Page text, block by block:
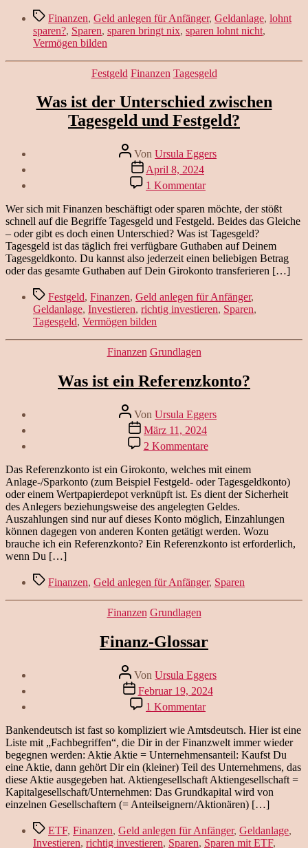
eh
nix!
Schlagwörter
Finanzen, Geld anlegen für Anfänger, Geldanlage, lohnt
sparen?, Sparen, sparen bringt nix, sparen lohnt nicht,
Vermögen bilden
Kategorien
Festgeld Finanzen Tagesgeld
Was ist der Unterschied zwischen
Tagesgeld und Festgeld?
Beitragsautor
Von Ursula Eggers
Veröffentlichungsdatum
April 8, 2024
1 Kommentarzu
Was
ist
der
Unterschied
zwischen
Tagesgeld
und
Wer sich mit Finanzen beschäftigt oder sparen möchte, der stößt
schnell auf die Begriffe Tagesgeld und Festgeld. Beides das Gleiche
– oder gibt es doch einen Unterschied? Was ist Tagesgeld?
Tagesgeld ist das täglich frei verfügbare Guthaben auf Deinem
Tagesgeldkonto. Du kannst also jederzeit einen beliebigen Betrag
oder das gesamte Guthaben auf Dein Girokonto transferieren […]
Schlagwörter
Festgeld, Finanzen, Geld anlegen für Anfänger,
Geldanlage, Investieren, richtig investieren, Sparen,
Tagesgeld, Vermögen bilden
Kategorien
Finanzen Grundlagen
Was ist ein Referenzkonto?
Beitragsautor
Von Ursula Eggers
Veröffentlichungsdatum
März 11, 2024
2 Kommentarezu
Was
ist
ein
Referenzkonto?
Das Referenzkonto ist ein Girokonto, welches mit einem
Anlage-/Sparkonto (zum Beispiel Festgeld- oder Tagesgeldkonto)
oder einem Wertpapierdepot verknüpft ist. Es dient der Sicherheit
des Anlegers beziehungsweise des angelegten Geldes.
Auszahlungen sind nur auf dieses Konto möglich, Einzahlungen
können dagegen von anderen Konten getätigt werden. Wozu
brauche ich ein Referenzkonto? Ein Referenzkonto ist erforderlich,
wenn Du […]
Schlagwörter
Finanzen, Geld anlegen für Anfänger, Sparen
Kategorien
Finanzen Grundlagen
Finanz-Glossar
Beitragsautor
Von Ursula Eggers
Veröffentlichungsdatum
Februar 19, 2024
1 Kommentarzu
Finanz-
Glossar
Bankendeutsch ist fast so kompliziert wie Amtsdeutsch. Hier ist eine
Liste mit „Fachbegriffen“, die Dir in der Finanzwelt immer wieder
begegnen werden: Aktie Aktie = Unternehmensanteil: Kaufst Du
eine Aktie, dann gehört Dir ein (kleiner) Teil des Unternehmens, das
diese Aktie ausgegeben hat. Aktiengesellschaft Aktiengesellschaft =
Kapitalgesellschaft/Unternehmen: Das Grundkapital wird von
einzelnen Gesellschaftern (= Anteilseignern/Aktionären) […]
Schlagwörter
ETF, Finanzen, Geld anlegen für Anfänger, Geldanlage,
Investieren, richtig investieren, Sparen, Sparen mit ETF,